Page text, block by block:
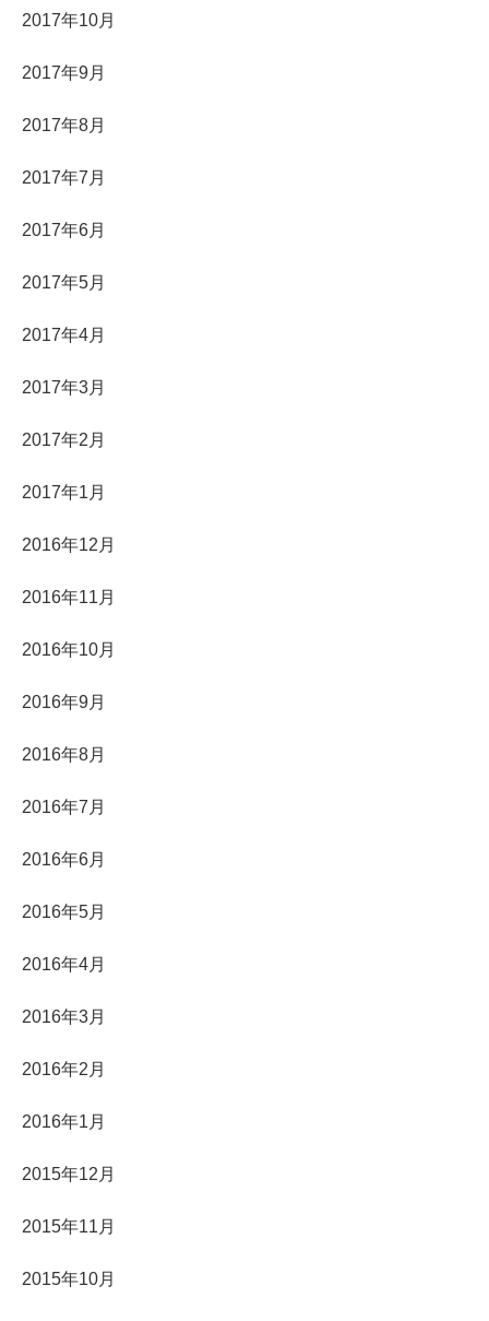
2017年10月
2017年9月
2017年8月
2017年7月
2017年6月
2017年5月
2017年4月
2017年3月
2017年2月
2017年1月
2016年12月
2016年11月
2016年10月
2016年9月
2016年8月
2016年7月
2016年6月
2016年5月
2016年4月
2016年3月
2016年2月
2016年1月
2015年12月
2015年11月
2015年10月